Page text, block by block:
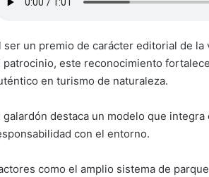
ser un premio de carácter editorial de
patrocinio, este reconocimiento
en turismo de naturaleza.
galardón destaca un modelo que
con el entorno.
como el amplio sistema de